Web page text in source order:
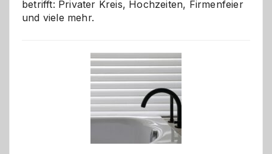
betrifft: Privater Kreis, Hochzeiten, Firmenfeier
und viele mehr.